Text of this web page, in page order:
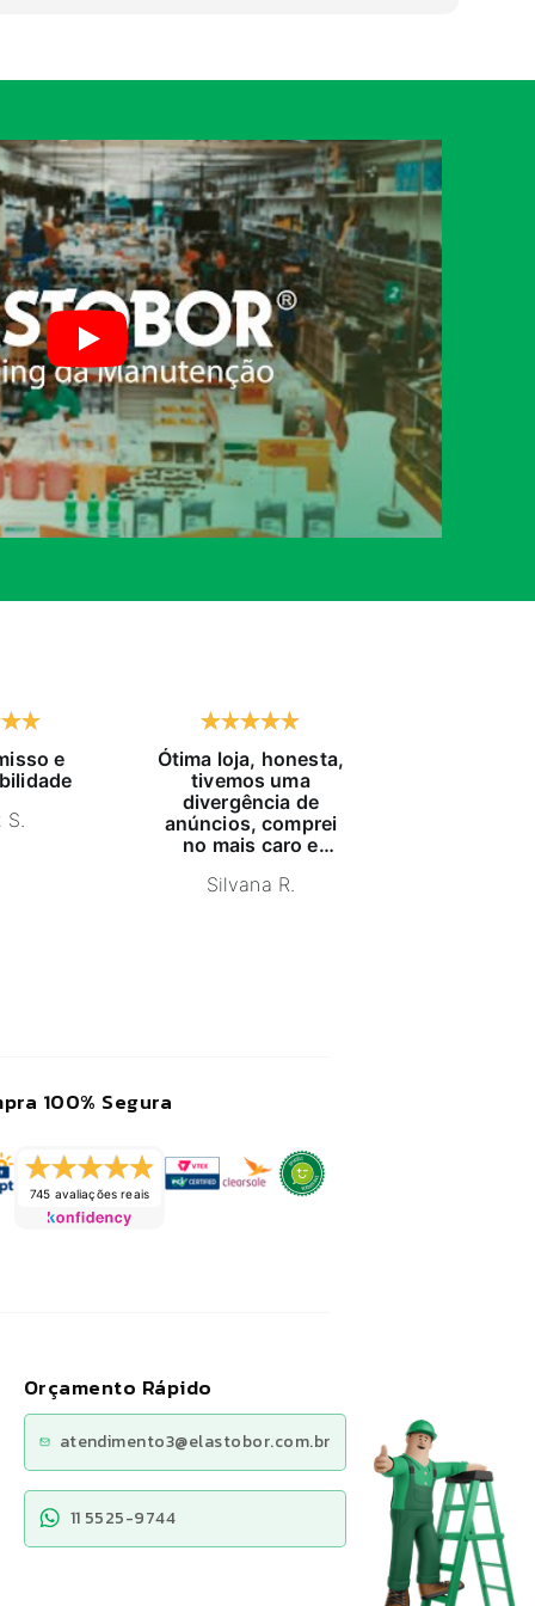
e
S.
Ótima loja, honesta,
tivemos uma
divergência de
anúncios, comprei
no mais caro e
furado, pois me
Silvana R.
100% Segura
745 avaliações reais
Orçamento Rápido
atendimento3@elastobor.com.br
11 5525-9744